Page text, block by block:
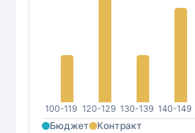
100-119 120-129 130-139 140-149
Бюджет
Контракт